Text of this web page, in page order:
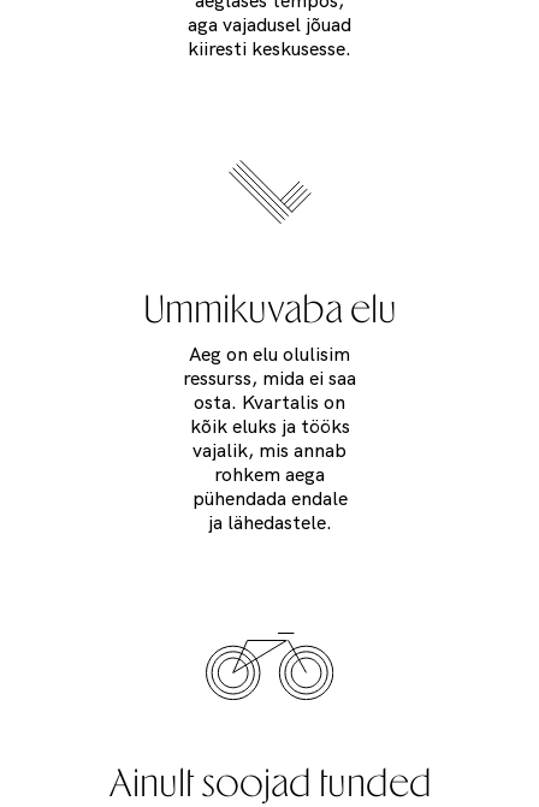
aga vajadusel jõuad
kiiresti keskusesse.
Ummikuvaba elu
Aeg on elu olulisim
ressurss, mida ei saa
osta. Kvartalis on
kõik eluks ja tööks
vajalik, mis annab
rohkem aega
pühendada endale
ja lähedastele.
Ainult soojad tunded